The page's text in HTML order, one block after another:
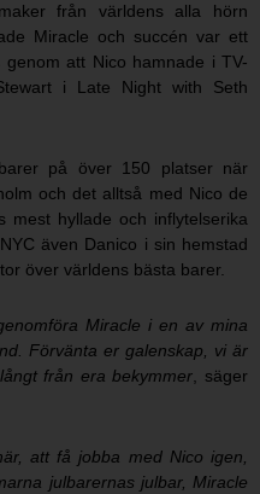
från världens alla hörn
Miracle och succén var ett
att Nico hamnade i TV-
i Late Night with Seth
på över 150 platser när
och det alltså med Nico de
mest hyllade och inflytelserika
även Danico i sin hemstad
över världens bästa barer.
Miracle i en av mina
Förvänta er galenskap, vi är
från era bekymmer, säger
att få jobba med Nico igen,
julbarernas julbar, Miracle